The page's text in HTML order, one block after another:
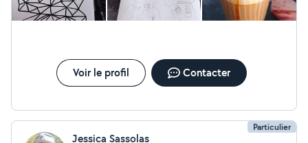
Voir le profil Contacter
Particulier
Jessica Sassolas